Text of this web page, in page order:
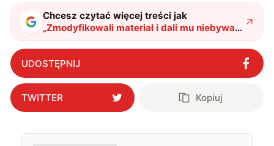
także uprawiać oraz oglądać sport.
Chcesz czytać więcej treści jak
„Zmodyfikowali materiał i dali mu niebywałe
właściwości. Zachowuje się jak nie z tego
świata"?
UDOSTĘPNIJ
TWITTER Kopiuj